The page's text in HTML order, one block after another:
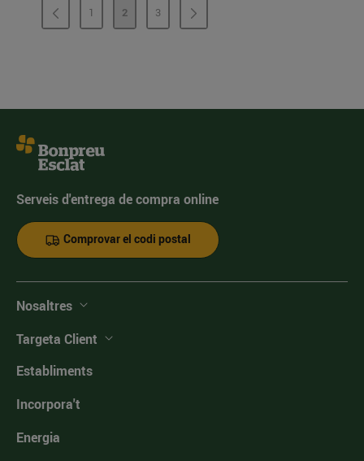
PÀGINA
1 PÀGINA
2 PÀGINA
3
Serveis d'entrega de compra online
Comprovar el codi postal
Nosaltres
Targeta Client
Establiments
Incorpora't
Energia